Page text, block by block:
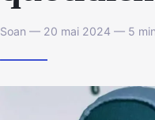
Soan — 20 mai 2024 — 5